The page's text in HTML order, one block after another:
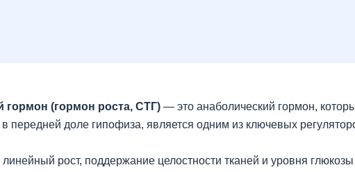
(гормон роста, СТГ) — это анаболический гормон,
передней доле гипофиза, является одним из ключевых
рост, поддержание целостности тканей и уровня